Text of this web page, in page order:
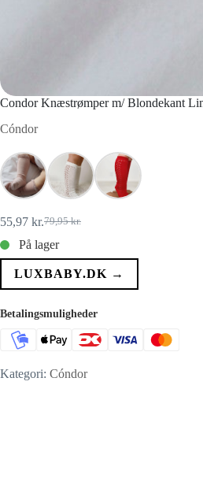
Condor Knæstrømper m/ Blondekant
Cóndor
79,95kr.
Den
oprindelige
pris
var:
55,97 kr.Den
aktuelle
pris
er:
På lager
LUXBABY.DK →
Betalingsmuligheder
Kategori: Cóndor